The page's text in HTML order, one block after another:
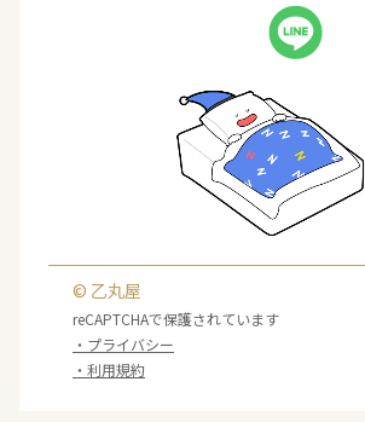
© 乙丸屋
reCAPTCHAで保護されています
・プライバシー
・利用規約